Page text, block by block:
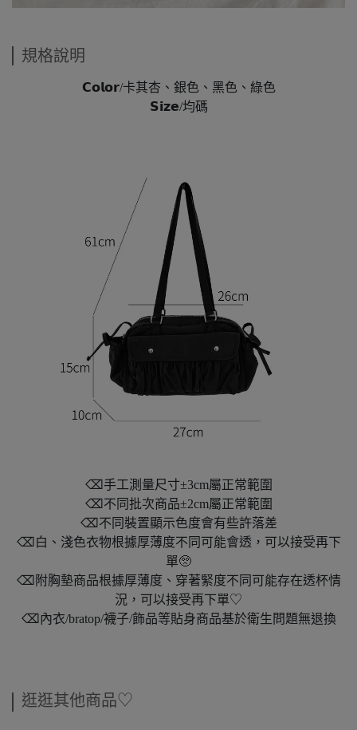
規格說明
𝗖𝗼𝗹𝗼𝗿/卡其杏、銀色、黑色、綠色
𝗦𝗶𝘇𝗲/均碼
⌫手工測量尺寸±3cm屬正常範圍
⌫不同批次商品±2cm屬正常範圍
⌫不同裝置顯示色度會有些許落差
⌫白、淺色衣物根據厚薄度不同可能會透，可以接受再下
單🥺
⌫附胸墊商品根據厚薄度、穿著緊度不同可能存在透杯情
況，可以接受再下單♡
⌫內衣/bratop/襪子/飾品等貼身商品基於衛生問題無退換
逛逛其他商品♡